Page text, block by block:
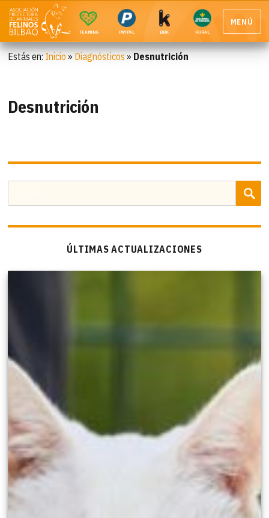
TEAMING PAYPAL BBK RURAL
MENÚ
Estás en: Inicio » Diagnósticos » Desnutrición
Desnutrición
por:
ÚLTIMAS ACTUALIZACIONES